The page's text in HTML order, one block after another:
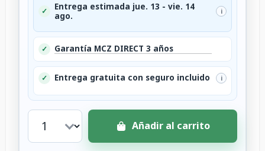
✓
Entrega estimada jue. 13 - vie. 14
ago.
i
✓ Garantía MCZ DIRECT 3 años
✓ Entrega gratuita con seguro incluido i
Añadir al carrito